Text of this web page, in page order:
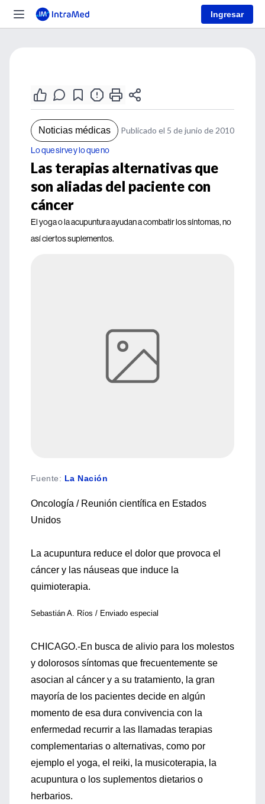
Ingresar
Noticias médicas Publicado el 5 de junio de 2010
Lo que sirve y lo que no
Las terapias alternativas que
son aliadas del paciente con
cáncer
El yoga o la acupuntura ayudan a combatir los síntomas, no
así ciertos suplementos.
Fuente: La Nación
Oncología / Reunión científica en Estados
Unidos
La acupuntura reduce el dolor que provoca el
cáncer y las náuseas que induce la
quimioterapia.
Sebastián A. Ríos / Enviado especial
CHICAGO.-En busca de alivio para los molestos
y dolorosos síntomas que frecuentemente se
asocian al cáncer y a su tratamiento, la gran
mayoría de los pacientes decide en algún
momento de esa dura convivencia con la
enfermedad recurrir a las llamadas terapias
complementarias o alternativas, como por
ejemplo el yoga, el reiki, la musicoterapia, la
acupuntura o los suplementos dietarios o
herbarios.